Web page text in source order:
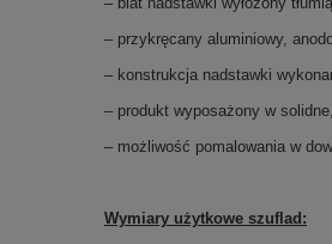
– przykręcany aluminiowy,
– konstrukcja nadstawki
– produkt wyposażony w
– możliwość pomalowania w
Wymiary użytkowe szuflad: